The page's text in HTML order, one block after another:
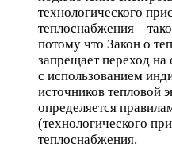
технологического
теплоснабжения –
потому что Закон о
запрещает переход
с использованием
источников тепловой
определяется
(технологического
теплоснабжения.